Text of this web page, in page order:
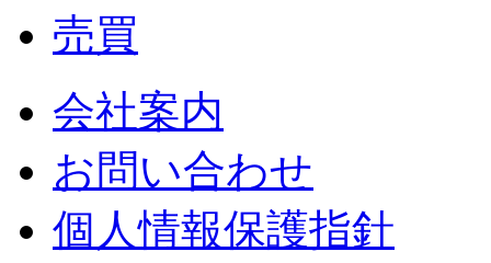
売買
会社案内
お問い合わせ
個人情報保護指針